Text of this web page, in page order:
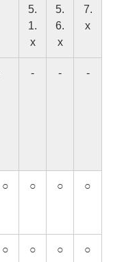
5.
1.
x
5.
6.
x
7.
x
- - -
○ ○ ○ ○
○ ○ ○ ○